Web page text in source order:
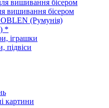
вишивання бісером
вишивання бісером
(Румунія)
*
іграшки
підвіси
картини